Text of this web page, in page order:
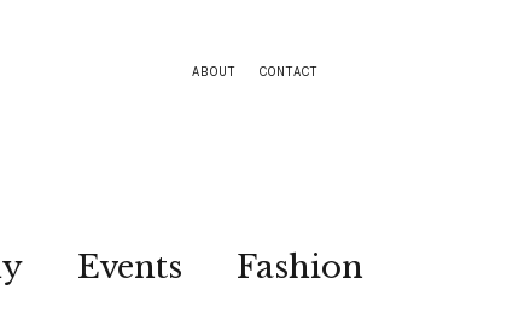
ABOUT CONTACT
Events
Fashion